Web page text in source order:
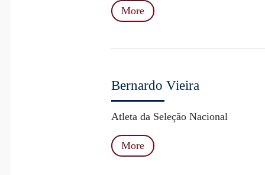
More
Bernardo Vieira
Atleta da Seleção Nacional
More